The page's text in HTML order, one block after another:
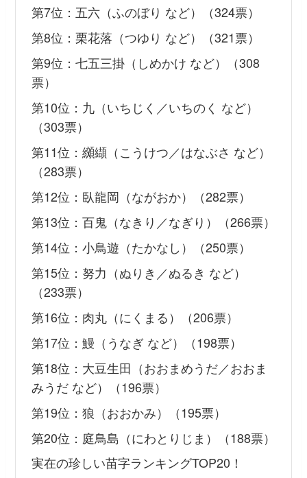
第7位：五六（ふのぼり など）（324票）
第8位：栗花落（つゆり など）（321票）
第9位：七五三掛（しめかけ など）（308
票）
第10位：九（いちじく／いちのく など）
（303票）
第11位：纐纈（こうけつ／はなぶさ など）
（283票）
第12位：臥龍岡（ながおか）（282票）
第13位：百鬼（なきり／なぎり）（266票）
第14位：小鳥遊（たかなし）（250票）
第15位：努力（ぬりき／ぬるき など）
（233票）
第16位：肉丸（にくまる）（206票）
第17位：鰻（うなぎ など）（198票）
第18位：大豆生田（おおまめうだ／おおま
みうだ など）（196票）
第19位：狼（おおかみ）（195票）
第20位：庭鳥島（にわとりじま）（188票）
実在の珍しい苗字ランキングTOP20！